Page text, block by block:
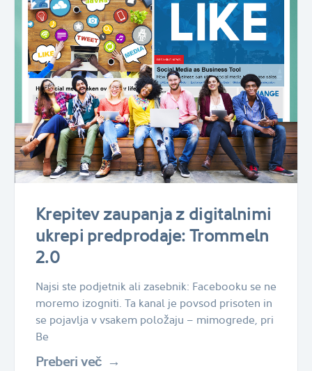
Krepitev zaupanja z digitalnimi
ukrepi predprodaje: Trommeln
2.0
Najsi ste podjetnik ali zasebnik: Facebooku se ne
moremo izogniti. Ta kanal je povsod prisoten in
se pojavlja v vsakem položaju – mimogrede, pri
Be
Preberi več